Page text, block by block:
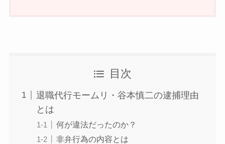
目次
退職代行モームリ・谷本慎二の逮捕理由
とは
何が違法だったのか？
非弁行為の内容とは